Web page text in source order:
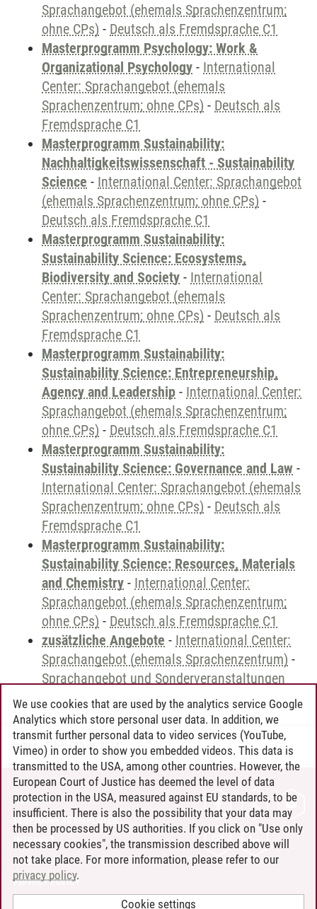
Sprachangebot (ehemals Sprachenzentrum;
ohne CPs) - Deutsch als Fremdsprache C1
Masterprogramm Psychology: Work &
Organizational Psychology - International
Center: Sprachangebot (ehemals
Sprachenzentrum; ohne CPs) - Deutsch als
Fremdsprache C1
Masterprogramm Sustainability:
Nachhaltigkeitswissenschaft - Sustainability
Science - International Center: Sprachangebot
(ehemals Sprachenzentrum; ohne CPs) -
Deutsch als Fremdsprache C1
Masterprogramm Sustainability:
Sustainability Science: Ecosystems,
Biodiversity and Society - International
Center: Sprachangebot (ehemals
Sprachenzentrum; ohne CPs) - Deutsch als
Fremdsprache C1
Masterprogramm Sustainability:
Sustainability Science: Entrepreneurship,
Agency and Leadership - International Center:
Sprachangebot (ehemals Sprachenzentrum;
ohne CPs) - Deutsch als Fremdsprache C1
Masterprogramm Sustainability:
Sustainability Science: Governance and Law -
International Center: Sprachangebot (ehemals
Sprachenzentrum; ohne CPs) - Deutsch als
Fremdsprache C1
Masterprogramm Sustainability:
Sustainability Science: Resources, Materials
and Chemistry - International Center:
Sprachangebot (ehemals Sprachenzentrum;
ohne CPs) - Deutsch als Fremdsprache C1
zusätzliche Angebote - International Center:
Sprachangebot (ehemals Sprachenzentrum) -
Sprachangebot und Sonderveranstaltungen
Andreea Tribel 30.06.2024
CONTACT
LEUPHANA AS EMPLOYER
INTRANET
SITE NOTICE
PRIVACY POLICY
We use cookies that are used by the analytics service Google
Analytics which store personal user data. In addition, we
transmit further personal data to video services (YouTube,
Vimeo) in order to show you embedded videos. This data is
transmitted to the USA, among other countries. However, the
European Court of Justice has deemed the level of data
protection in the USA, measured against EU standards, to be
insufficient. There is also the possibility that your data may
then be processed by US authorities. If you click on "Use only
necessary cookies", the transmission described above will
not take place. For more information, please refer to our
privacy policy.
Cookie settings